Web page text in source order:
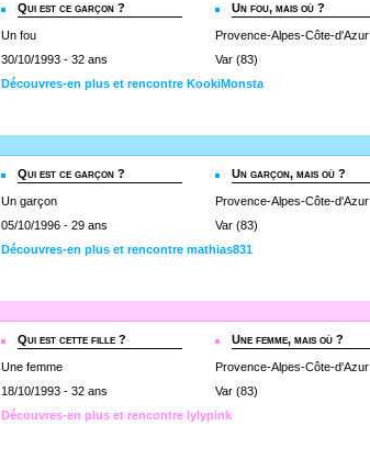
Qui est ce garçon ?
Un fou
30/10/1993 - 32 ans
Un fou, mais où ?
Provence-Alpes-Côte-d'Azur
Var (83)
Découvres-en plus et rencontre KookiMonsta
Qui est ce garçon ?
Un garçon
05/10/1996 - 29 ans
Un garçon, mais où ?
Provence-Alpes-Côte-d'Azur
Var (83)
Découvres-en plus et rencontre mathias831
Qui est cette fille ?
Une femme
18/10/1993 - 32 ans
Une femme, mais où ?
Provence-Alpes-Côte-d'Azur
Var (83)
Découvres-en plus et rencontre lylypink